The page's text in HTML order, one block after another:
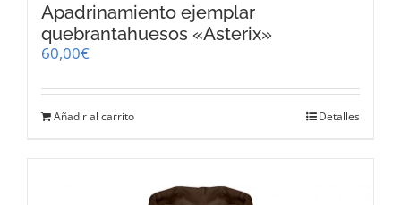
Apadrinamiento ejemplar
quebrantahuesos «Asterix»
60,00€
Añadir al carrito Detalles